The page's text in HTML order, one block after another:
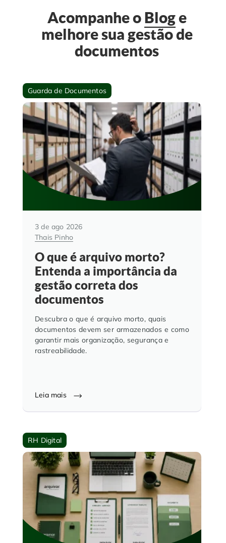
Acompanhe o Bloge
melhore sua gestão de
documentos
Guarda de Documentos
3 de ago 2026
Thais Pinho
O que é arquivo morto?
Entenda a importância da
gestão correta dos
documentos
Descubra o que é arquivo morto, quais
documentos devem ser armazenados e como
garantir mais organização, segurança e
rastreabilidade.
Leia mais
RH Digital